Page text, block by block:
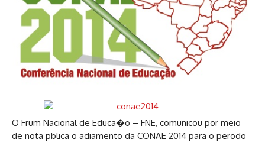
O Frum Nacional de Educa�o – FNE, comunicou por meio
de nota pblica o adiamento da CONAE 2014 para o perodo